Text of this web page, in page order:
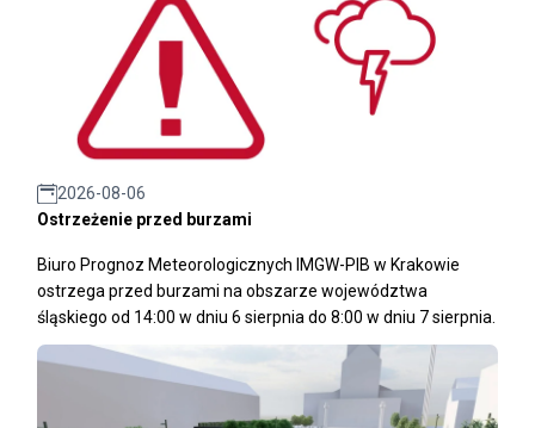
2026-08-06
Ostrzeżenie przed burzami
Biuro Prognoz Meteorologicznych IMGW-PIB w Krakowie
ostrzega przed burzami na obszarze województwa
śląskiego od 14:00 w dniu 6 sierpnia do 8:00 w dniu 7 sierpnia.